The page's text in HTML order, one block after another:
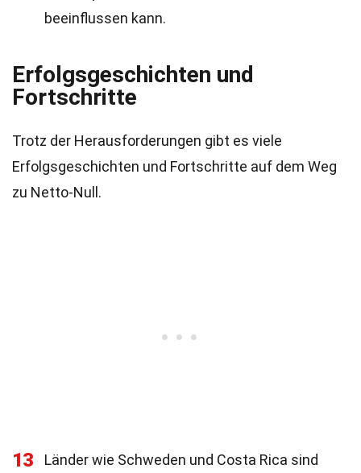
beeinflussen kann.
Erfolgsgeschichten und
Fortschritte
Trotz der Herausforderungen gibt es viele
Erfolgsgeschichten und Fortschritte auf dem Weg
zu Netto-Null.
13
Länder wie Schweden und Costa Rica sind